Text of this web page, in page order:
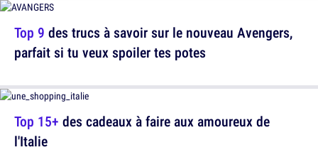
Top 9 des trucs à savoir sur le nouveau Avengers,
parfait si tu veux spoiler tes potes
Top 15+ des cadeaux à faire aux amoureux de
l'Italie